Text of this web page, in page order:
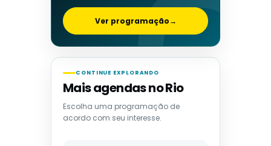
Ver programação→
CONTINUE EXPLORANDO
Mais agendas no Rio
Escolha uma programação de
acordo com seu interesse.